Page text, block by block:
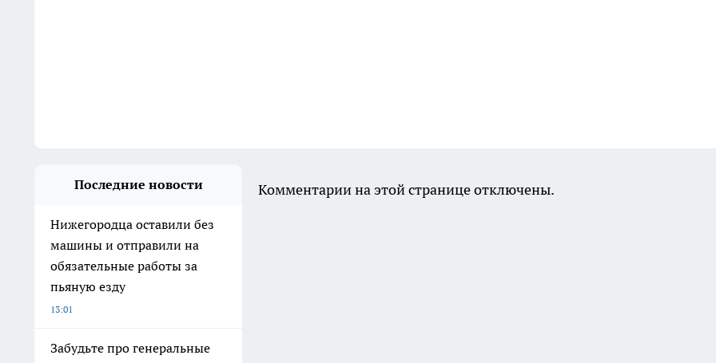
Последние новости
Нижегородца оставили без
машины и отправили на
обязательные работы за
пьяную езду
13:01
Забудьте про генеральные
Комментарии на этой странице отключены.